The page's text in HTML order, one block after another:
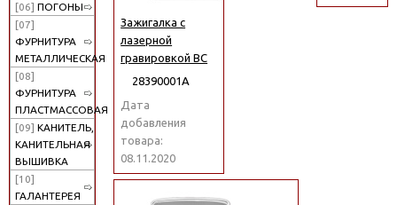
[06] ПОГОНЫ
[07]
ФУРНИТУРА
МЕТАЛЛИЧЕСКАЯ
[08]
ФУРНИТУРА
ПЛАСТМАССОВАЯ
[09] КАНИТЕЛЬ,
КАНИТЕЛЬНАЯ
ВЫШИВКА
[10]
ГАЛАНТЕРЕЯ
Зажигалка с
лазерной
гравировкой ВС
28390001А
Дата
добавления
товара:
08.11.2020